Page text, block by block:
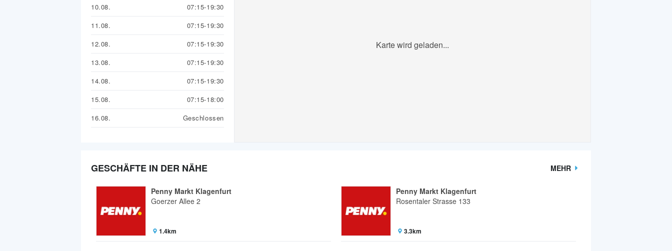
10.08.
07:15-19:30
11.08.
07:15-19:30
12.08.
07:15-19:30
13.08.
07:15-19:30
14.08.
07:15-19:30
15.08.
07:15-18:00
16.08.
Geschlossen
Karte wird geladen...
GESCHÄFTE IN DER NÄHE MEHR
Penny Markt Klagenfurt
Goerzer Allee 2
1.4km
Penny Markt Klagenfurt
Rosentaler Strasse 133
3.3km